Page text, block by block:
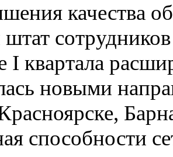
качества
штат
I квартала
новыми
способности